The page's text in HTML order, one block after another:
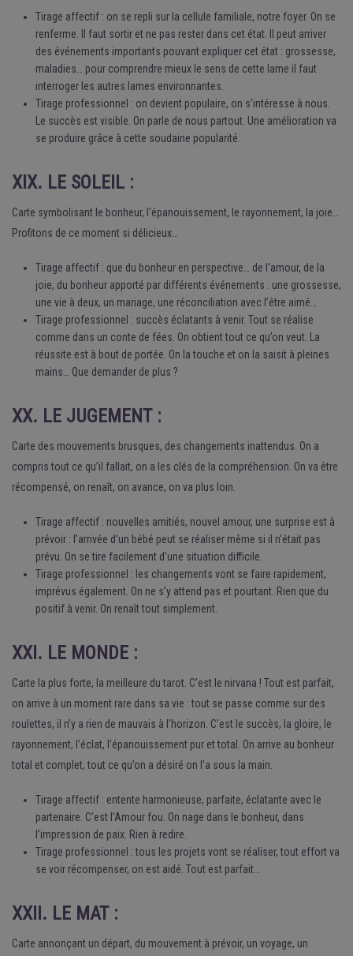
Tirage affectif : on se repli sur la cellule familiale, notre foyer. On se
renferme. Il faut sortir et ne pas rester dans cet état. Il peut arriver
des événements importants pouvant expliquer cet état : grossesse,
maladies… pour comprendre mieux le sens de cette lame il faut
interroger les autres lames environnantes.
Tirage professionnel : on devient populaire, on s’intéresse à nous.
Le succès est visible. On parle de nous partout. Une amélioration va
se produire grâce à cette soudaine popularité.
XIX. LE SOLEIL :
Carte symbolisant le bonheur, l’épanouissement, le rayonnement, la joie…
Profitons de ce moment si délicieux…
Tirage affectif : que du bonheur en perspective… de l’amour, de la
joie, du bonheur apporté par différents événements : une grossesse,
une vie à deux, un mariage, une réconciliation avec l’être aimé…
Tirage professionnel : succès éclatants à venir. Tout se réalise
comme dans un conte de fées. On obtient tout ce qu’on veut. La
réussite est à bout de portée. On la touche et on la saisit à pleines
mains… Que demander de plus ?
XX. LE JUGEMENT :
Carte des mouvements brusques, des changements inattendus. On a
compris tout ce qu’il fallait, on a les clés de la compréhension. On va être
récompensé, on renaît, on avance, on va plus loin.
Tirage affectif : nouvelles amitiés, nouvel amour, une surprise est à
prévoir : l’arrivée d’un bébé peut se réaliser même si il n’était pas
prévu. On se tire facilement d’une situation difficile.
Tirage professionnel : les changements vont se faire rapidement,
imprévus également. On ne s’y attend pas et pourtant. Rien que du
positif à venir. On renaît tout simplement.
XXI. LE MONDE :
Carte la plus forte, la meilleure du tarot. C’est le nirvana ! Tout est parfait,
on arrive à un moment rare dans sa vie : tout se passe comme sur des
roulettes, il n’y a rien de mauvais à l’horizon. C’est le succès, la gloire, le
rayonnement, l’éclat, l’épanouissement pur et total. On arrive au bonheur
total et complet, tout ce qu’on a désiré on l’a sous la main.
Tirage affectif : entente harmonieuse, parfaite, éclatante avec le
partenaire. C’est l’Amour fou. On nage dans le bonheur, dans
l’impression de paix. Rien à redire.
Tirage professionnel : tous les projets vont se réaliser, tout effort va
se voir récompenser, on est aidé. Tout est parfait…
XXII. LE MAT :
Carte annonçant un départ, du mouvement à prévoir, un voyage, un